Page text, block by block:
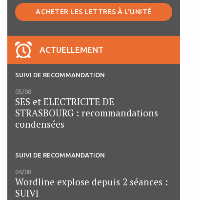
ACHETER LES LETTRES À L'UNITÉ
ACTUELLEMENT
SUIVI DE RECOMMANDATION
05/08
SES et ELECTRICITE DE
STRASBOURG : recommandations
condensées
SUIVI DE RECOMMANDATION
04/08
Wordline explose depuis 2 séances :
SUIVI